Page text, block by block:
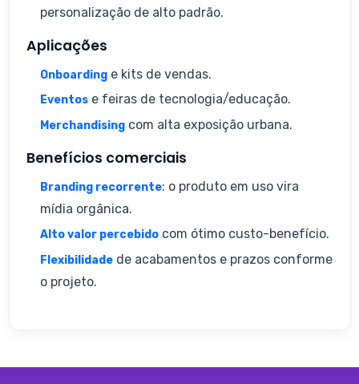
personalização de alto padrão.
Aplicações
Onboarding e kits de vendas.
Eventos e feiras de tecnologia/educação.
Merchandising com alta exposição urbana.
Benefícios comerciais
Branding recorrente: o produto em uso vira
mídia orgânica.
Alto valor percebido com ótimo custo-benefício.
Flexibilidade de acabamentos e prazos conforme
o projeto.